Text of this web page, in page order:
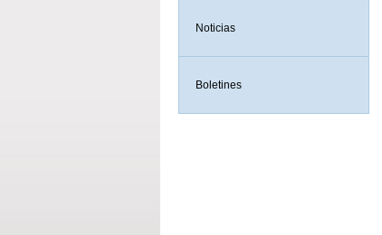
Noticias
Boletines